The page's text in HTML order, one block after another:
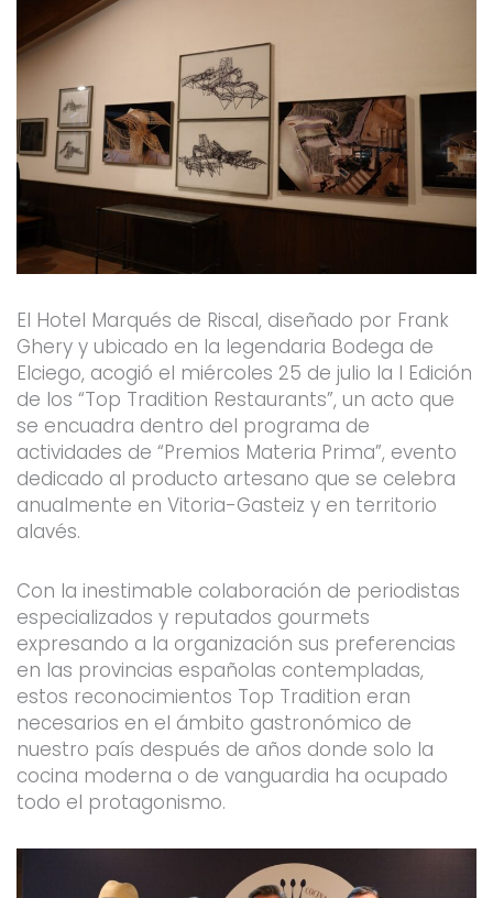
El Hotel Marqués de Riscal, diseñado por Frank
Ghery y ubicado en la legendaria Bodega de
Elciego, acogió el miércoles 25 de julio la I Edición
de los “Top Tradition Restaurants”, un acto que
se encuadra dentro del programa de
actividades de “Premios Materia Prima”, evento
dedicado al producto artesano que se celebra
anualmente en Vitoria-Gasteiz y en territorio
alavés.
Con la inestimable colaboración de periodistas
especializados y reputados gourmets
expresando a la organización sus preferencias
en las provincias españolas contempladas,
estos reconocimientos Top Tradition eran
necesarios en el ámbito gastronómico de
nuestro país después de años donde solo la
cocina moderna o de vanguardia ha ocupado
todo el protagonismo.